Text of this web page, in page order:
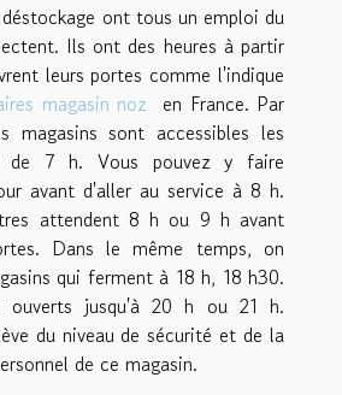
ont tous un emploi du
Ils ont des heures à partir
leurs portes comme l'indique
magasin noz en France. Par
magasins sont accessibles les
de 7 h. Vous pouvez y faire
avant d'aller au service à 8 h.
attendent 8 h ou 9 h avant
Dans le même temps, on
qui ferment à 18 h, 18 h30.
ouverts jusqu'à 20 h ou 21 h.
du niveau de sécurité et de la
de ce magasin.